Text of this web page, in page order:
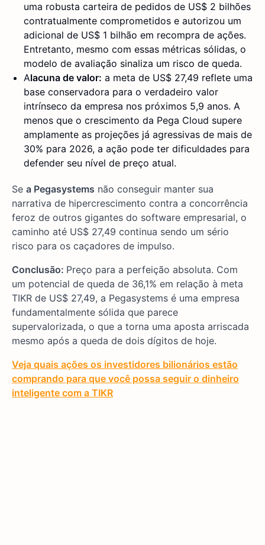
uma robusta carteira de pedidos de US$ 2 bilhões
contratualmente comprometidos e autorizou um
adicional de US$ 1 bilhão em recompra de ações.
Entretanto, mesmo com essas métricas sólidas, o
modelo de avaliação sinaliza um risco de queda.
Alacuna de valor: a meta de US$ 27,49 reflete uma
base conservadora para o verdadeiro valor
intrínseco da empresa nos próximos 5,9 anos. A
menos que o crescimento da Pega Cloud supere
amplamente as projeções já agressivas de mais de
30% para 2026, a ação pode ter dificuldades para
defender seu nível de preço atual.
Se a Pegasystems não conseguir manter sua
narrativa de hipercrescimento contra a concorrência
feroz de outros gigantes do software empresarial, o
caminho até US$ 27,49 continua sendo um sério
risco para os caçadores de impulso.
Conclusão: Preço para a perfeição absoluta. Com
um potencial de queda de 36,1% em relação à meta
TIKR de US$ 27,49, a Pegasystems é uma empresa
fundamentalmente sólida que parece
supervalorizada, o que a torna uma aposta arriscada
mesmo após a queda de dois dígitos de hoje.
Veja quais ações os investidores bilionários estão
comprando para que você possa seguir o dinheiro
inteligente com a TIKR